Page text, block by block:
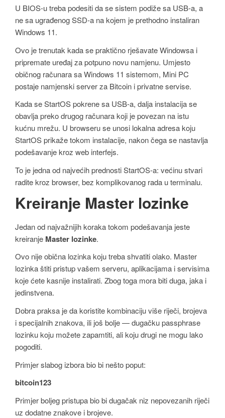
U BIOS-u treba podesiti da se sistem podiže sa USB-a, a
ne sa ugrađenog SSD-a na kojem je prethodno instaliran
Windows 11.
Ovo je trenutak kada se praktično rješavate Windowsa i
pripremate uređaj za potpuno novu namjenu. Umjesto
običnog računara sa Windows 11 sistemom, Mini PC
postaje namjenski server za Bitcoin i privatne servise.
Kada se StartOS pokrene sa USB-a, dalja instalacija se
obavlja preko drugog računara koji je povezan na istu
kućnu mrežu. U browseru se unosi lokalna adresa koju
StartOS prikaže tokom instalacije, nakon čega se nastavlja
podešavanje kroz web interfejs.
To je jedna od najvećih prednosti StartOS-a: većinu stvari
radite kroz browser, bez komplikovanog rada u terminalu.
Kreiranje Master lozinke
Jedan od najvažnijih koraka tokom podešavanja jeste
kreiranje Master lozinke.
Ovo nije obična lozinka koju treba shvatiti olako. Master
lozinka štiti pristup vašem serveru, aplikacijama i servisima
koje ćete kasnije instalirati. Zbog toga mora biti duga, jaka i
jedinstvena.
Dobra praksa je da koristite kombinaciju više riječi, brojeva
i specijalnih znakova, ili još bolje — dugačku passphrase
lozinku koju možete zapamtiti, ali koju drugi ne mogu lako
pogoditi.
Primjer slabog izbora bio bi nešto poput:
bitcoin123
Primjer boljeg pristupa bio bi dugačak niz nepovezanih riječi
uz dodatne znakove i brojeve.